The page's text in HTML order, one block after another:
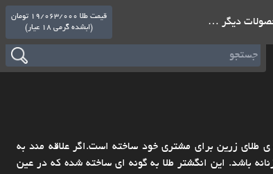
دیگر …
قیمت طلا 19/063/000 تومان
(ابشده گرمی 18 عیار)
ی طلای زرین برای مشتری خود ساخته است.اگر علاقه مند به
باشد. این انگشتر طلا به گونه ای ساخته شده که در عین